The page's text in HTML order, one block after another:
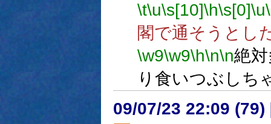
\t\u\s[10]\h\s[0]\u
閣で通そうとし
\w9\w9\h\n\n絶
り食いつぶしち
09/07/23 22:09 (79)